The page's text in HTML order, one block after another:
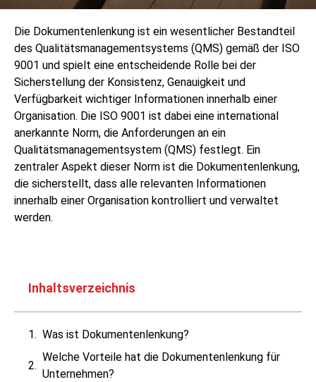
Die Dokumentenlenkung ist ein wesentlicher Bestandteil
des Qualitätsmanagementsystems (QMS) gemäß der ISO
9001 und spielt eine entscheidende Rolle bei der
Sicherstellung der Konsistenz, Genauigkeit und
Verfügbarkeit wichtiger Informationen innerhalb einer
Organisation. Die ISO 9001 ist dabei eine international
anerkannte Norm, die Anforderungen an ein
Qualitätsmanagementsystem (QMS) festlegt. Ein
zentraler Aspekt dieser Norm ist die Dokumentenlenkung,
die sicherstellt, dass alle relevanten Informationen
innerhalb einer Organisation kontrolliert und verwaltet
werden.
Inhaltsverzeichnis
Was ist Dokumentenlenkung?
Welche Vorteile hat die Dokumentenlenkung für
Unternehmen?